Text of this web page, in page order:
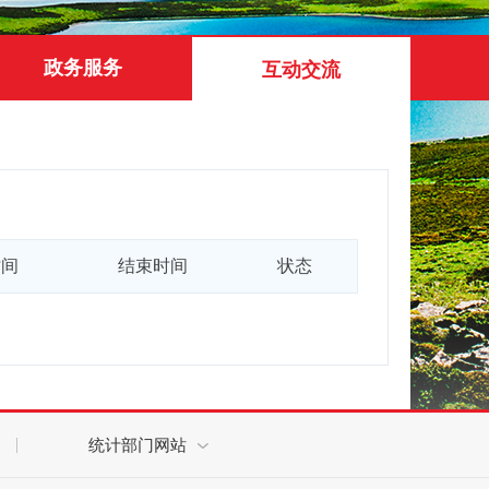
政务服务 互动交流
结束时间 状态
统计部门网站